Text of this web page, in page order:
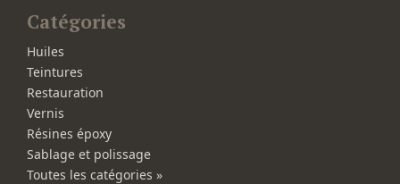
Catégories
Huiles
Teintures
Restauration
Vernis
Résines époxy
Sablage et polissage
Toutes les catégories »